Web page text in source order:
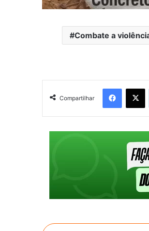
Combate a
Compartilhar